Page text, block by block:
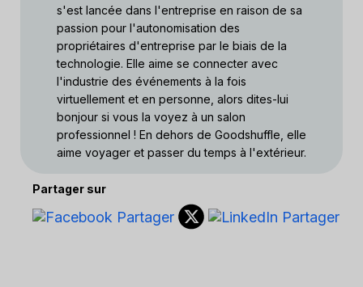
s'est lancée dans l'entreprise en raison de sa
passion pour l'autonomisation des
propriétaires d'entreprise par le biais de la
technologie. Elle aime se connecter avec
l'industrie des événements à la fois
virtuellement et en personne, alors dites-lui
bonjour si vous la voyez à un salon
professionnel ! En dehors de Goodshuffle, elle
aime voyager et passer du temps à l'extérieur.
Partager sur